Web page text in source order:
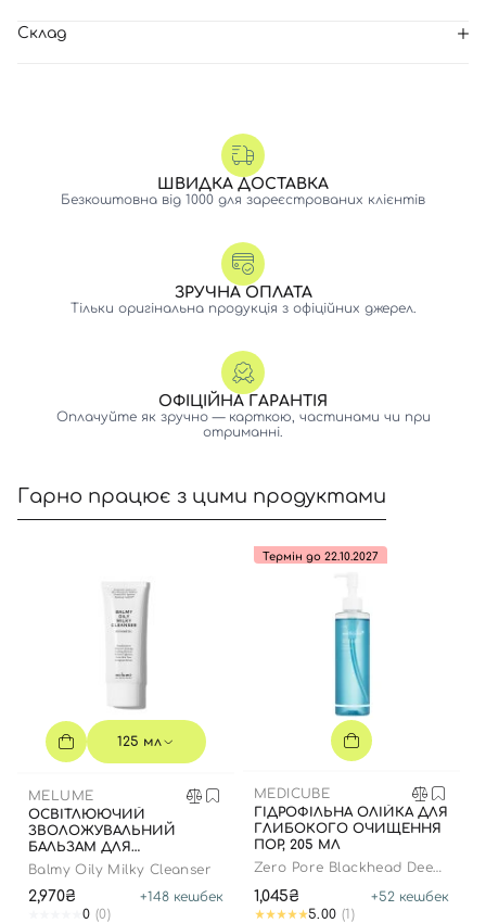
Склад
ШВИДКА ДОСТАВКА
Безкоштовна від 1000 для зареєстрованих клієнтів
ЗРУЧНА ОПЛАТА
Тільки оригінальна продукція з офіційних джерел.
ОФІЦІЙНА ГАРАНТІЯ
Оплачуйте як зручно — карткою, частинами чи при
отриманні.
Гарно працює з цими продуктами
125 мл
MELUME
ОСВІТЛЮЮЧИЙ
ЗВОЛОЖУВАЛЬНИЙ
БАЛЬЗАМ ДЛЯ
ОЧИЩЕННЯ ШКІРИ, 125
Balmy Oily Milky Cleanser
2,970₴ +148 кешбек
0 (0)
Термін до 22.10.2027
MEDICUBE
ГІДРОФІЛЬНА ОЛІЙКА ДЛЯ
ГЛИБОКОГО ОЧИЩЕННЯ
ПОР, 205 МЛ
Zero Pore Blackhead Deep
1,045₴ +52 кешбек
5.00 (1)